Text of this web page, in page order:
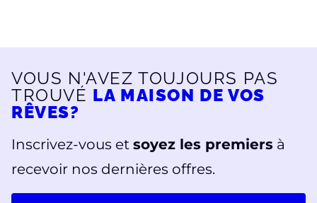
VOUS N'AVEZ TOUJOURS PAS
TROUVÉ LA MAISON DE VOS
RÊVES?
Inscrivez-vous et soyez les premiers à
recevoir nos dernières offres.